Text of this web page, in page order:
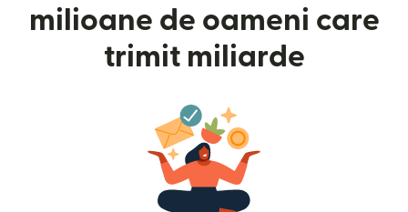
milioane de oameni care
trimit miliarde